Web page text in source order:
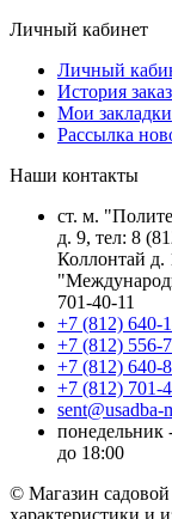
Личный кабинет
Личный
История
Мои закладки
Рассылка
Наши контакты
ст. м.
д. 9, тел: 8
Коллонтай д.
701-40-11
+7 (812) 640-
+7 (812) 556-
+7 (812) 640-
+7 (812) 701-
sent@usadba-
понедельник
до 18:00
© Магазин
характеристики и